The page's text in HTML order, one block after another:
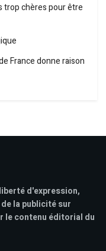
trop chères pour être
France donne raison
d'expression,
la publicité sur
le contenu éditorial du